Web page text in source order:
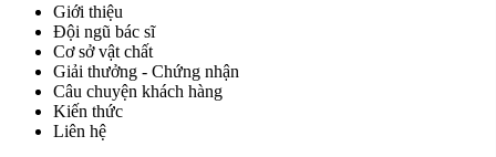
Giới thiệu
Đội ngũ bác sĩ
Cơ sở vật chất
Giải thưởng - Chứng nhận
Câu chuyện khách hàng
Kiến thức
Liên hệ